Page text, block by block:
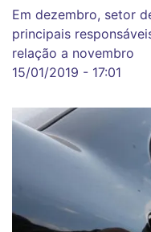
Em dezembro, setor
principais
relação a novembro
15/01/2019 - 17:01